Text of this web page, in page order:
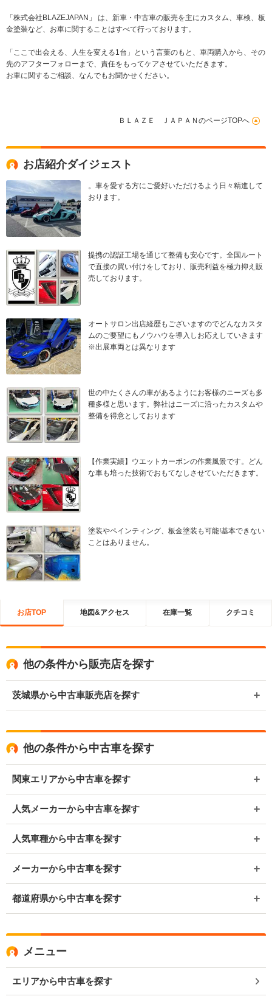
「株式会社BLAZEJAPAN」 は、新車・中古車の販売を主にカスタム、車検、板
金塗装など、お車に関することはすべて行っております。
「ここで出会える、人生を変える1台」という言葉のもと、車両購入から、その
先のアフターフォローまで、責任をもってケアさせていただきます。
お車に関するご相談、なんでもお聞かせください。
ＢＬＡＺＥ ＪＡＰＡＮのページTOPへ
お店紹介ダイジェスト
。車を愛する方にご愛好いただけるよう日々精進して
おります。
提携の認証工場を通じて整備も安心です。全国ルート
で直接の買い付けをしており、販売利益を極力抑え販
売しております。
オートサロン出店経歴もございますのでどんなカスタ
ムのご要望にもノウハウを導入しお応えしていきます
※出展車両とは異なります
世の中たくさんの車があるようにお客様のニーズも多
種多様と思います。弊社はニーズに沿ったカスタムや
整備を得意としております
【作業実績】ウエットカーボンの作業風景です。どん
な車も培った技術でおもてなしさせていただきます。
塗装やペインティング、板金塗装も可能!基本できない
ことはありません。
お店TOP 地図&アクセス 在庫一覧 クチコミ
他の条件から販売店を探す
茨城県から中古車販売店を探す
他の条件から中古車を探す
関東エリアから中古車を探す
人気メーカーから中古車を探す
人気車種から中古車を探す
メーカーから中古車を探す
都道府県から中古車を探す
メニュー
エリアから中古車を探す